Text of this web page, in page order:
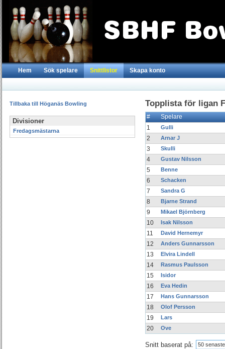
Hem Sök spelare Snittlistor Skapa konto
Tillbaka till Höganäs Bowling
Divisioner
Fredagsmästarna
Topplista för ligan
#
Spelare
1
Gulli
2 Arnar J
3 Skulli
4 Gustav Nilsson
5 Benne
6 Schacken
7 Sandra G
8 Bjarne Strand
9 Mikael Björnberg
10 Isak Nilsson
11 David Hernemyr
12 Anders Gunnarsson
13 Elvira Lindell
14 Rasmus Paulsson
15 Isidor
16 Eva Hedin
17 Hans Gunnarsson
18 Olof Persson
19 Lars
20 Ove
Snitt baserat på: 50